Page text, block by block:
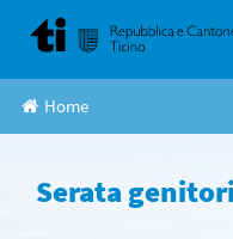
Home
Serata